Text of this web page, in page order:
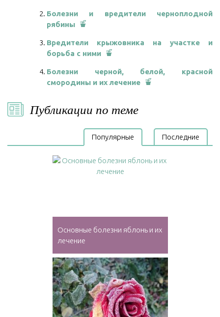
Болезни и вредители черноплодной
рябины
Вредители крыжовника на участке и
борьба с ними
Болезни черной, белой, красной
смородины и их лечение
Публикации по теме
Популярные Последние
Основные болезни яблонь и их
лечение